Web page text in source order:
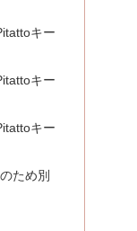
キー
キー
キー
ため別